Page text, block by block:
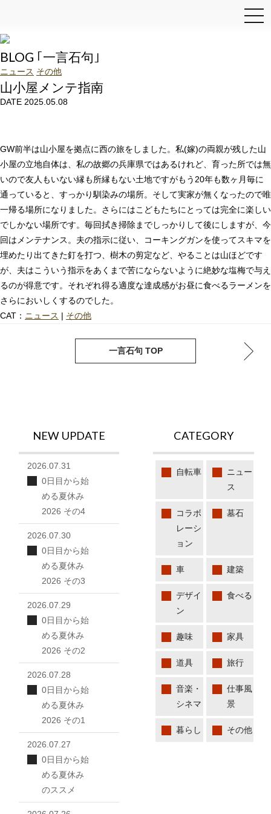
BLOG ｢一言石句｣
ニュース その他
山小屋メンテ指南
DATE 2025.05.08
GW前半は山小屋を拠点に西の旅をしました。私(嫁)の両親が残した山
小屋の立地自体は、私の故郷の兵庫県ではあるけれど、育った所では無
いので友人もいない縁も所縁もない土地ですがもう20年も数ヶ月毎に
通っていると、すっかり馴染みの場所。そして実家が無くなったので唯
一帰る場所になりました。さらにはこどもたちにとっては完全に楽しい
でしかない場所です。毎回拭き掃除までしっかりして後にしますが、今
回はメンテナンス。夫の指示に従い、コーキングガンを使ってスキマを
埋めたり出てきた釘を打つ、樹木の剪定など、やることは山ほどです
が、夫はこういう指示をあくまで苦にならないように絶妙な塩梅で与え
るのが得意です。それぞれ得る適度な達成感がお昼に食べるラーメンを
さらにおいしくするのでした。
CAT： ニュース | その他
一言石句 TOP
CATEGORY
自転車
ニュー
ス
コラボ
レーシ
ョン
墓石
車 建築
デザイ
ン
食べる
趣味 家具
道具 旅行
音楽・
シネマ
仕事風
景
暮らし その他
NEW UPDATE
2026.07.31
0日目から始
める夏休み
2026 その4
2026.07.30
0日目から始
める夏休み
2026 その3
2026.07.29
0日目から始
める夏休み
2026 その2
2026.07.28
0日目から始
める夏休み
2026 その1
2026.07.27
0日目から始
める夏休み
のススメ